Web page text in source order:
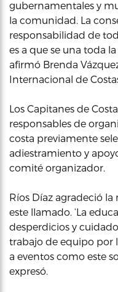
gubernamentales y
la comunidad. La
responsabilidad de
es a que se una toda
afirmó Brenda
Internacional de
Los Capitanes de
responsables de
costa previamente
adiestramiento y
comité organizador.
Ríos Díaz agradeció
este llamado. ‘La
desperdicios y
trabajo de equipo por
a eventos como este
expresó.